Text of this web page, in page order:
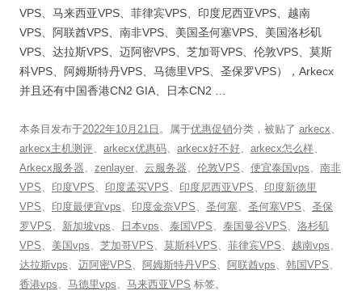
VPS、马来西亚VPS、菲律宾VPS、印度尼西亚VPS、越南
VPS、阿联酋VPS、南非VPS、美国圣何塞VPS、美国洛杉矶
VPS、达拉斯VPS、迈阿密VPS、芝加哥VPS、伦敦VPS、莫斯
科VPS、阿姆斯特丹VPS、马德里VPS、圣保罗VPS），Arkecx
并且还有中国香港CN2 GIA、日本CN2 …
本条目发布于2022年10月21日 。属于优惠促销分类，被贴了 arkecx、
arkecx主机测评、 arkecx优惠码、 arkecx好不好、 arkecx怎么样、
Arkecx服务器、 zenlayer、 云服务器、 伦敦VPS、 便宜泰国vps、 南非
VPS、 印度VPS、 印度孟买VPS、 印度尼西亚VPS、 印度新德里
VPS、 印度最便宜vps、 印度金奈VPS、 圣何塞、 圣何塞VPS、 圣保
罗VPS、 新加坡vps、 日本vps、 泰国VPS、 泰国曼谷VPS、 洛杉矶
VPS、 美国vps、 芝加哥VPS、 莫斯科VPS、 菲律宾VPS、 越南vps、
达拉斯vps、 迈阿密VPS、 阿姆斯特丹VPS、 阿联酋vps、 韩国VPS、
香港vps、 马德里vps、 马来西亚VPS 标签。